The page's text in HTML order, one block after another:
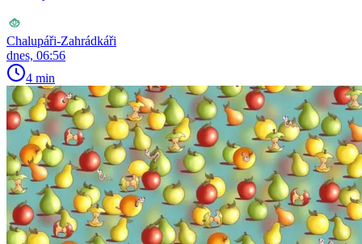
Chalupáři-Zahrádkáři
dnes, 06:56
4 min